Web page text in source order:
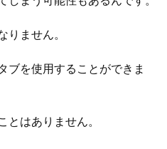
ません。
ブを使用することができま
はありません。